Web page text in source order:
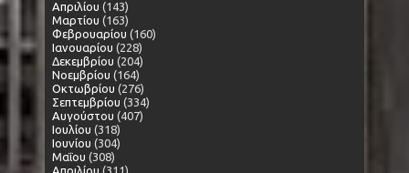
Απριλίου (143)
Μαρτίου (163)
Φεβρουαρίου (160)
Ιανουαρίου (228)
Δεκεμβρίου (204)
Νοεμβρίου (164)
Οκτωβρίου (276)
Σεπτεμβρίου (334)
Αυγούστου (407)
Ιουλίου (318)
Ιουνίου (304)
Μαΐου (308)
Απριλίου (311)